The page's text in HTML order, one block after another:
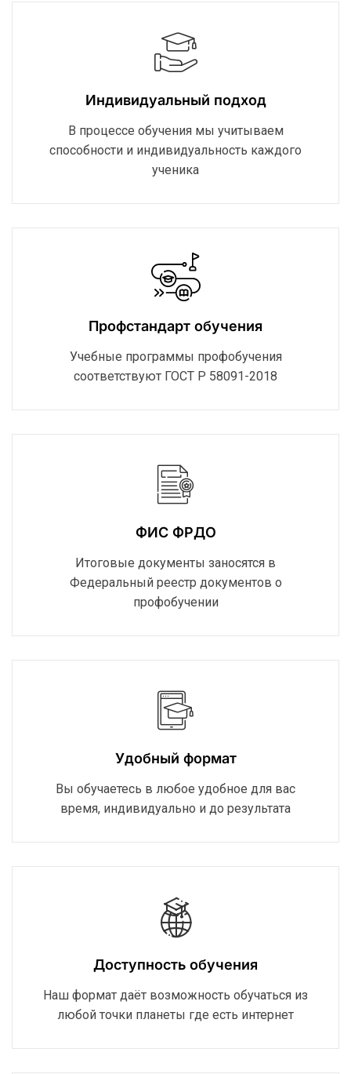
Индивидуальный подход
В процессе обучения мы учитываем
способности и индивидуальность каждого
ученика
Профстандарт обучения
Учебные программы профобучения
соответствуют ГОСТ Р 58091-2018
ФИС ФРДО
Итоговые документы заносятся в
Федеральный реестр документов о
профобучении
Удобный формат
Вы обучаетесь в любое удобное для вас
время, индивидуально и до результата
Доступность обучения
Наш формат даёт возможность обучаться из
любой точки планеты где есть интернет